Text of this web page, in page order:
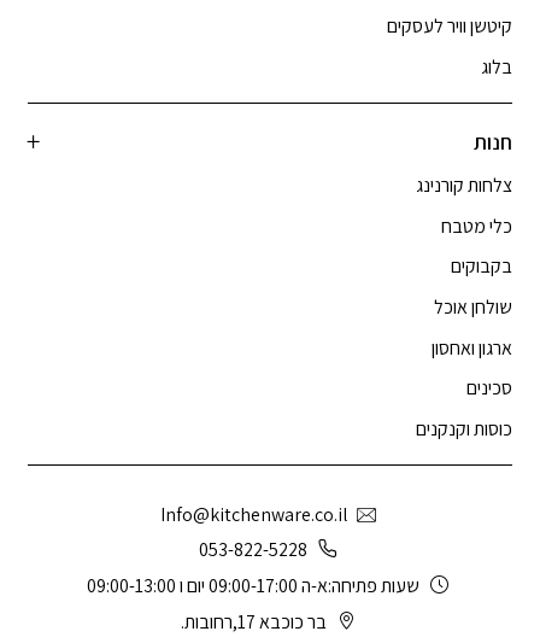
קיטשן וויר לעסקים
בלוג
חנות
צלחות קורנינג
כלי מטבח
בקבוקים
שולחן אוכל
ארגון ואחסון
סכינים
כוסות וקנקנים
Info@kitchenware.co.il
053-822-5228
שעות פתיחה:א-ה 09:00-17:00 יום ו 09:00-13:00
בר כוכבא 17,רחובות.